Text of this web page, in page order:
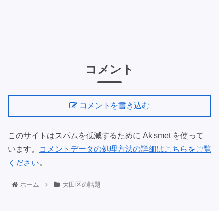
コメント
コメントを書き込む
このサイトはスパムを低減するために Akismet を使って
います。
コメントデータの処理方法の詳細はこちらをご覧
ください。
ホーム 大田区の話題